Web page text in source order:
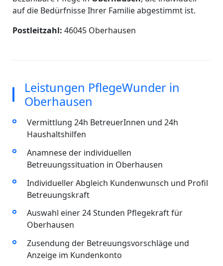
auf die Bedürfnisse Ihrer Familie abgestimmt ist.
Postleitzahl: 46045 Oberhausen
Leistungen PflegeWunder in
Oberhausen
Vermittlung 24h BetreuerInnen und 24h
Haushaltshilfen
Anamnese der individuellen
Betreuungssituation in Oberhausen
Individueller Abgleich Kundenwunsch und Profil
Betreuungskraft
Auswahl einer 24 Stunden Pflegekraft für
Oberhausen
Zusendung der Betreuungsvorschläge und
Anzeige im Kundenkonto